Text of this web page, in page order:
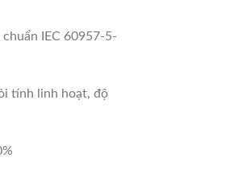
IEC 60957-5-
tính linh hoạt, độ